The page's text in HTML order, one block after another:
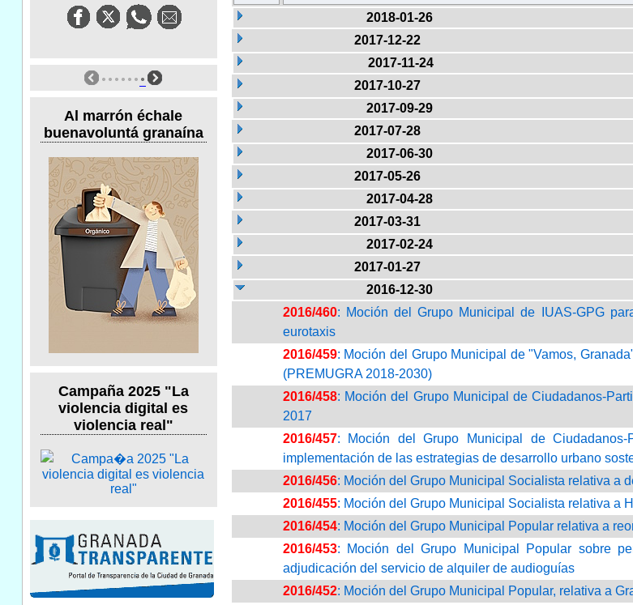
Al marrón échale
buenavoluntá granaína
Campaña 2025 "La
violencia digital es
violencia real"
2018-01-26
2017-12-22
2017-11-24
2017-10-27
2017-09-29
2017-07-28
2017-06-30
2017-05-26
2017-04-28
2017-03-31
2017-02-24
2017-01-27
2016-12-30
2016/460: Moción del Grupo Municipal de IUAS-GPG
eurotaxis
2016/459: Moción del Grupo Municipal de "Vamos,
(PREMUGRA 2018-2030)
2016/458: Moción del Grupo Municipal de Ciudadanos-
2017
2016/457: Moción del Grupo Municipal de
implementación de las estrategias de desarrollo urbano
2016/456: Moción del Grupo Municipal Socialista relativa a
2016/455: Moción del Grupo Municipal Socialista relativa a
2016/454: Moción del Grupo Municipal Popular relativa a
2016/453: Moción del Grupo Municipal Popular sobre
adjudicación del servicio de alquiler de audioguías
2016/452: Moción del Grupo Municipal Popular, relativa a